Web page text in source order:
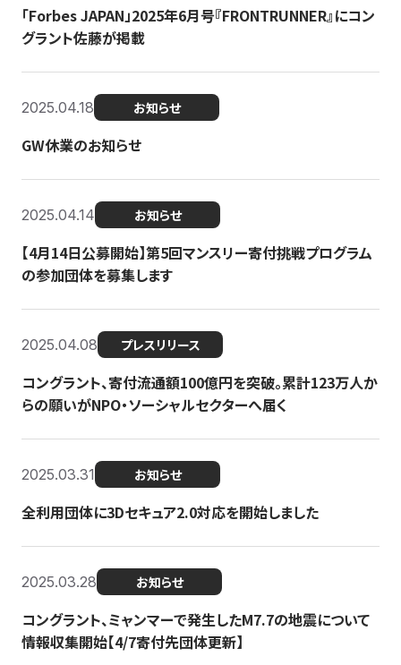
「Forbes JAPAN」2025年6月号『FRONTRUNNER』にコン
グラント佐藤が掲載
2025.04.18 お知らせ
GW休業のお知らせ
2025.04.14 お知らせ
【4月14日公募開始】第5回マンスリー寄付挑戦プログラム
の参加団体を募集します
2025.04.08 プレスリリース
コングラント、寄付流通額100億円を突破。累計123万人か
らの願いがNPO・ソーシャルセクターへ届く
2025.03.31 お知らせ
全利用団体に3Dセキュア2.0対応を開始しました
2025.03.28 お知らせ
コングラント、ミャンマーで発生したM7.7の地震について
情報収集開始【4/7寄付先団体更新】